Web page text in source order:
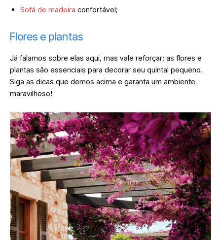
Sofá de madeira confortável;
Flores e plantas
Já falamos sobre elas aqui, mas vale reforçar: as flores e
plantas são essenciais para decorar seu quintal pequeno.
Siga as dicas que demos acima e garanta um ambiente
maravilhoso!